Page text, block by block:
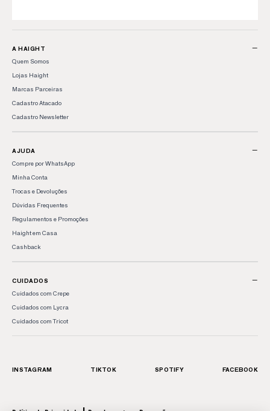
A HAIGHT −
Quem Somos
Lojas Haight
Marcas Parceiras
Cadastro Atacado
Cadastro Newsletter
AJUDA −
Compre por WhatsApp
Minha Conta
Trocas e Devoluções
Dúvidas Frequentes
Regulamentos e Promoções
Haight em Casa
Cashback
CUIDADOS −
Cuidados com Crepe
Cuidados com Lycra
Cuidados com Tricot
INSTAGRAM TIKTOK SPOTIFY FACEBOOK